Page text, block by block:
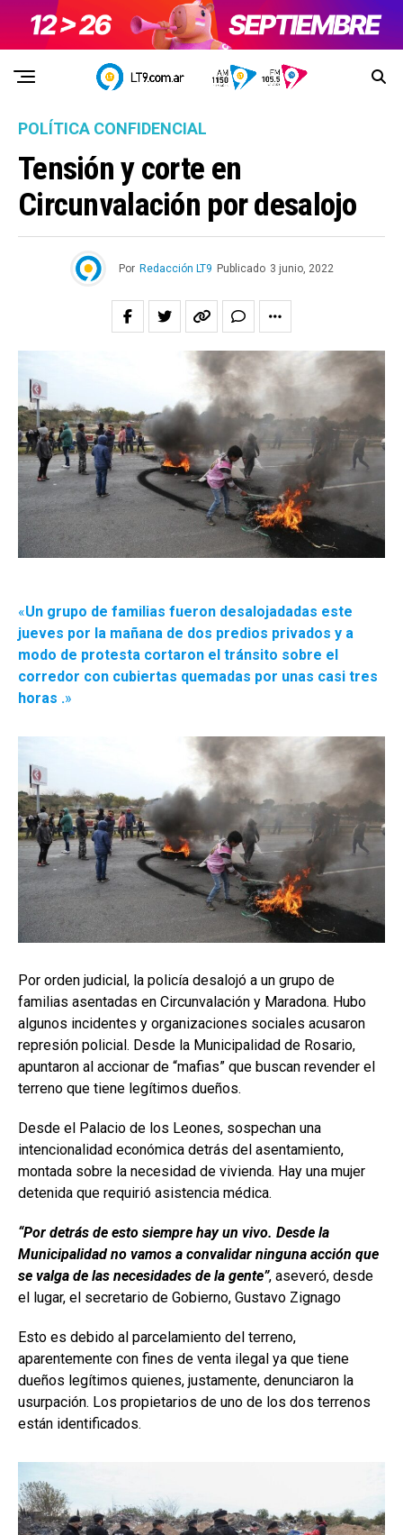
POLÍTICA CONFIDENCIAL
Tensión y corte en
Circunvalación por desalojo
Por Redacción LT9 Publicado 3 junio, 2022
«Un grupo de familias fueron desalojadadas este
jueves por la mañana de dos predios privados y a
modo de protesta cortaron el tránsito sobre el
corredor con cubiertas quemadas por unas casi tres
horas .»
Por orden judicial, la policía desalojó a un grupo de
familias asentadas en Circunvalación y Maradona. Hubo
algunos incidentes y organizaciones sociales acusaron
represión policial. Desde la Municipalidad de Rosario,
apuntaron al accionar de “mafias” que buscan revender el
terreno que tiene legítimos dueños.
Desde el Palacio de los Leones, sospechan una
intencionalidad económica detrás del asentamiento,
montada sobre la necesidad de vivienda. Hay una mujer
detenida que requirió asistencia médica.
“Por detrás de esto siempre hay un vivo. Desde la
Municipalidad no vamos a convalidar ninguna acción que
se valga de las necesidades de la gente”, aseveró, desde
el lugar, el secretario de Gobierno, Gustavo Zignago
Esto es debido al parcelamiento del terreno,
aparentemente con fines de venta ilegal ya que tiene
dueños legítimos quienes, justamente, denunciaron la
usurpación. Los propietarios de uno de los dos terrenos
están identificados.